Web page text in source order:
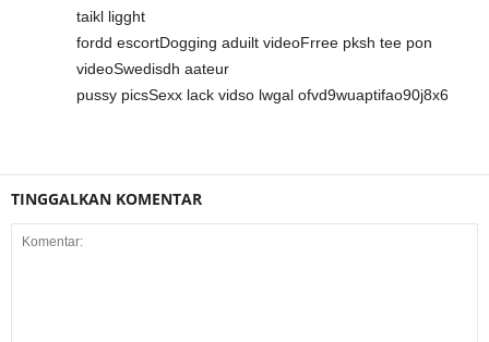
taikl ligght
fordd escortDogging aduilt videoFrree pksh tee pon
videoSwedisdh aateur
pussy picsSexx lack vidso lwgal ofvd9wuaptifao90j8x6
TINGGALKAN KOMENTAR